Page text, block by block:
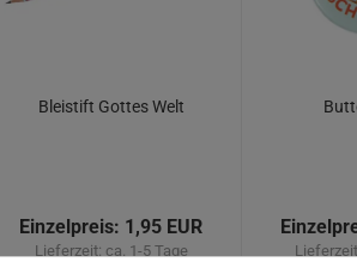
Bleistift Gottes Welt
Einzelpreis: 1,95 EUR
Lieferzeit: ca. 1-5 Tage